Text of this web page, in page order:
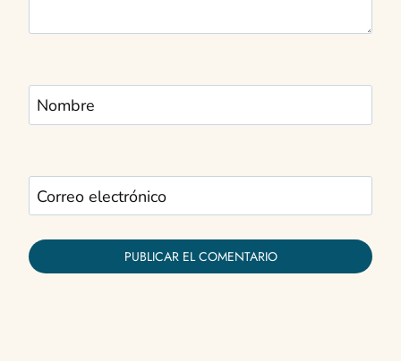
Nombre
Correo electrónico